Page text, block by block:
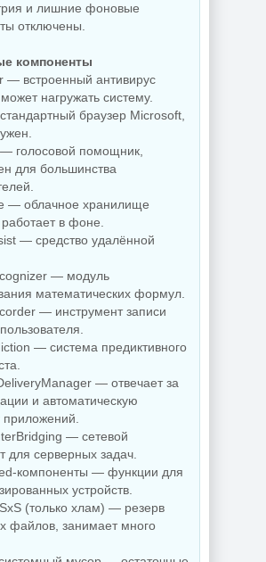
с
Windows 11 Pro
NEW
Видеозапись с
TechSmith
Camtasia 2026.1.4
Build 18353 by
elchupacabra
NEW
19.2
NEW
Звуковой
NEW
NEW
и лишние фоновые
отключены.
компоненты
— встроенный антивирус
нагружать систему.
браузер Microsoft,
голосовой помощник,
для большинства
— облачное хранилище
в фоне.
— средство удалённой
— модуль
математических формул.
— инструмент записи
— система предиктивного
— отвечает за
и автоматическую
приложений.
— сетевой
для серверных задач.
компоненты — функции для
устройств.
(только хлам) — резерв
файлов, занимает много